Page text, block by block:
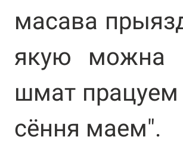
масава
якую можна
шмат працуем
сёння маем".